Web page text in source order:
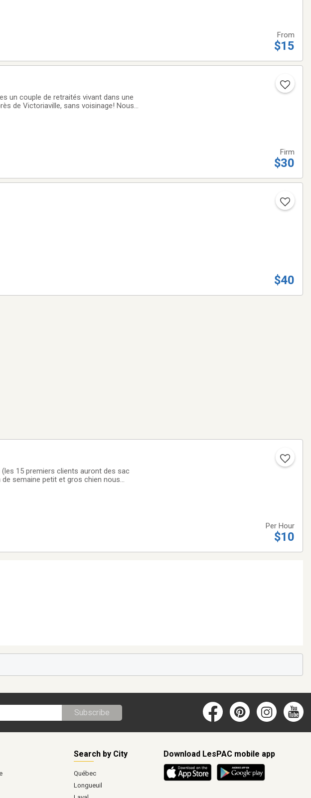
From
$15
un couple de retraités vivant dans une
de Victoriaville, sans voisinage! Nous
Firm
$30
$40
15 premiers clients auront des sac
semaine petit et gros chien nous
Per Hour
$10
Subscribe
Search by City
Québec
Longueuil
Download LesPAC mobile app